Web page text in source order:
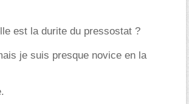
est la durite du pressostat ?
je suis presque novice en la